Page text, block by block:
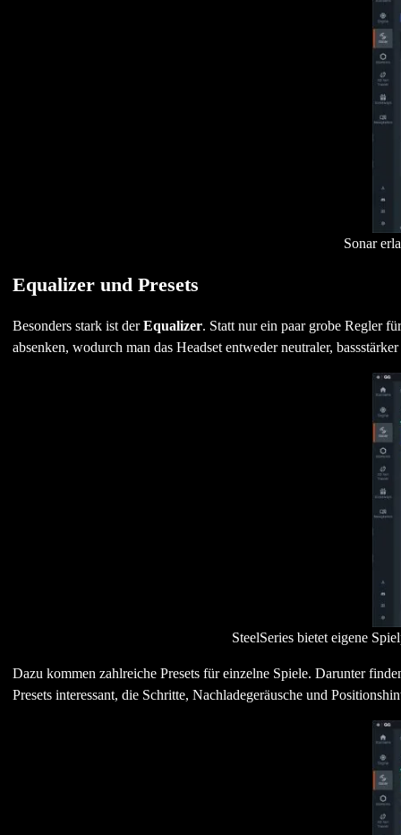
Sonar
Equalizer und Presets
Besonders stark ist derEqualizer. Statt nur ein paar grobe Regler
absenken, wodurch man das Headset entweder neutraler,
SteelSeries bietet eigene
Dazu kommen zahlreiche Presets für einzelne Spiele. Darunter
Presets interessant, die Schritte, Nachladegeräusche und